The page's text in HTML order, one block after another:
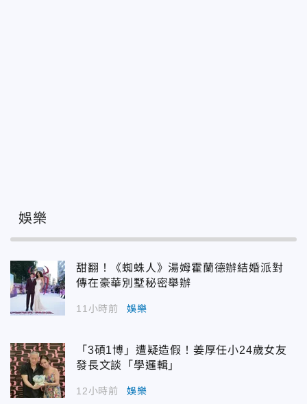
娛樂
甜翻！《蜘蛛人》湯姆霍蘭德辦結婚派對
傳在豪華別墅秘密舉辦
11小時前 娛樂
「3碩1博」遭疑造假！姜厚任小24歲女友
發長文談「學邏輯」
12小時前 娛樂